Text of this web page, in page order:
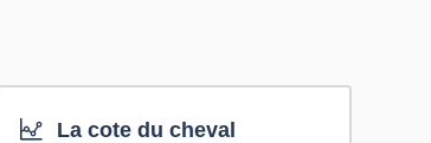
La cote du cheval